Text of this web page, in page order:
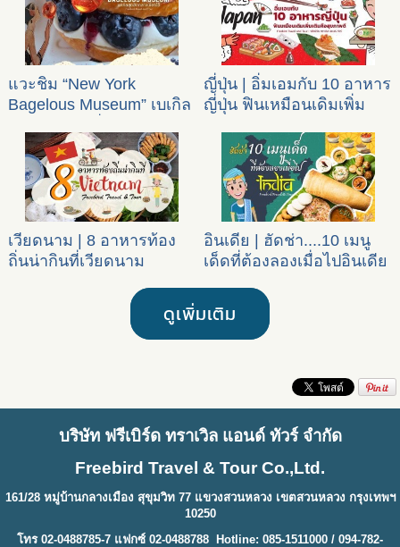
แวะชิม “New York
Bagelous Museum” เบเกิล
ญี่ปุ่น | อิ่มเอมกับ 10 อาหาร
ญี่ปุ่น ฟินเหมือนเดิมเพิ่ม
เวียดนาม | 8 อาหารท้อง
ถิ่นน่ากินที่เวียดนาม
อินเดีย | ฮัดช่า....10 เมนู
เด็ดที่ต้องลองเมื่อไปอินเดีย
ดูเพิ่มเติม
บริษัท ฟรีเบิร์ด ทราเวิล แอนด์ ทัวร์ จำกัด
Freebird Travel & Tour Co.,Ltd.
161/28 หมู่บ้านกลางเมือง สุขุมวิท 77 แขวงสวนหลวง เขตสวนหลวง กรุงเทพฯ
10250
โทร 02-0488785-7 แฟกซ์ 02-0488788 Hotline: 085-1511000 / 094-782-